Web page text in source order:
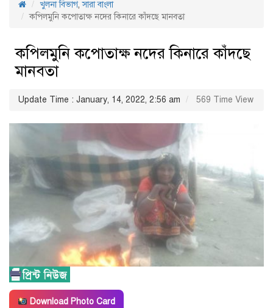
খুলনা বিভাগ,সারা বাংলা
কপিলমুনি কপোতাক্ষ নদের কিনারে কাঁদছে মানবতা
কপিলমুনি কপোতাক্ষ নদের কিনারে কাঁদছে
মানবতা
Update Time : January, 14, 2022, 2:56 am 569 Time View
Download Photo Card